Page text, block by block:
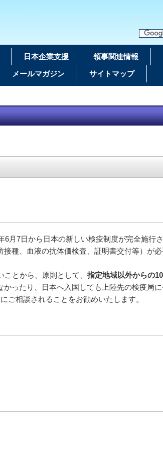
日本企業支援 領事関連情報
メールマガジン サイトマップ
月7日から日本の新しい検疫制度が完全施行
種、血液の抗体価検査、証明書交付等）が必
とから、原則として、 指定地域以外からの
ったり、日本へ入国しても上陸先の検疫局
ご相談されることをお勧めいたします。